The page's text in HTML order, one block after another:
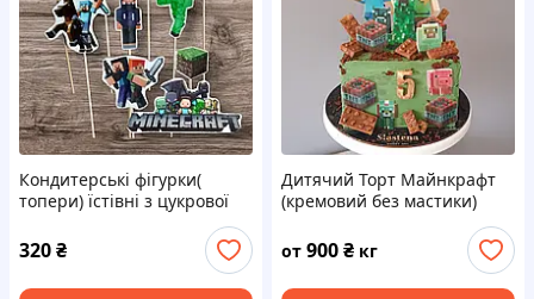
Кондитерські фігурки(
топери) їстівні з цукрової
торт"Майнкрафт"
320₴
Дитячий Торт Майнкрафт
(кремовий без мастики)
от 900₴ кг